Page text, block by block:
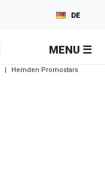
EN
DE
RU
MENU
|
Hemden Promostars